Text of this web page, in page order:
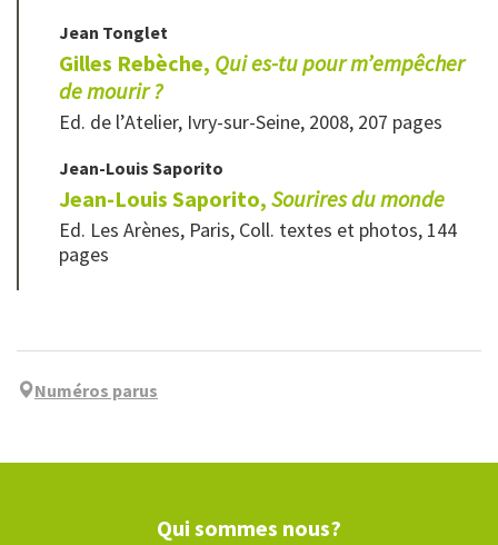
Jean Tonglet
Gilles Rebèche, Qui es-tu pour m’empêcher
de mourir ?
Ed. de l’Atelier, Ivry-sur-Seine, 2008, 207 pages
Jean-Louis Saporito
Jean-Louis Saporito, Sourires du monde
Ed. Les Arènes, Paris, Coll. textes et photos, 144
pages
Numéros parus
Qui sommes nous?